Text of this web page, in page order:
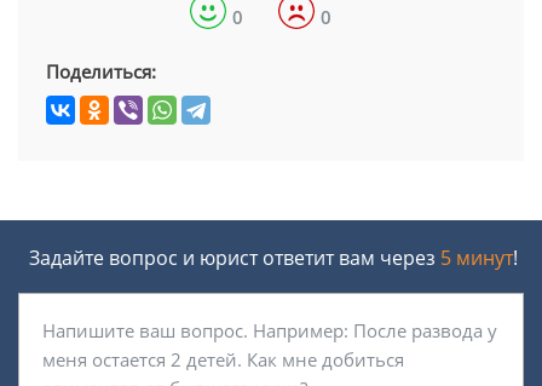
0 0
Поделиться:
Задайте вопрос и юрист ответит вам через 5 минут!